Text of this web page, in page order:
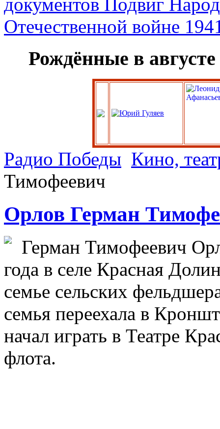
Рождённые в августе
Радио Победы Кино,
Тимофеевич
Орлов Герман
Герман Тимофеевич
года в селе Красная
семье сельских
семья переехала в
начал играть в Театре
флота.